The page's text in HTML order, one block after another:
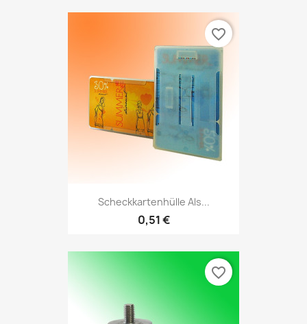
Scheckkartenhülle Als...
0,51 €
favorite_border
favorite_border